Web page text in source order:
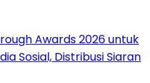
Awards 2026 untuk
Sosial, Distribusi Siaran